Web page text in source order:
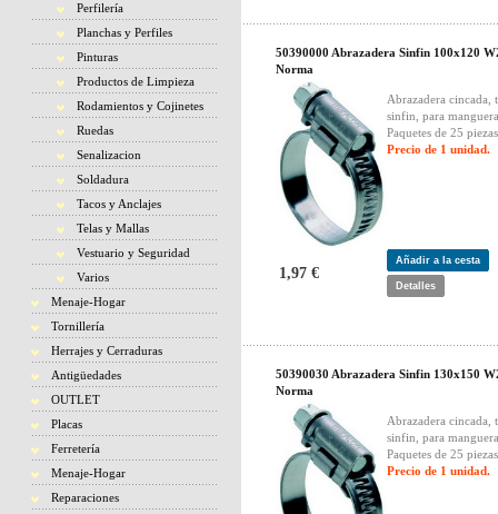
Perfilería
Planchas y Perfiles
Pinturas
Productos de Limpieza
Rodamientos y Cojinetes
Ruedas
Senalizacion
Soldadura
Tacos y Anclajes
Telas y Mallas
Vestuario y Seguridad
Varios
Menaje-Hogar
Tornillería
Herrajes y Cerraduras
Antigüedades
OUTLET
Placas
Ferretería
Menaje-Hogar
Reparaciones
50390000 Abrazadera Sinfin 100x120
Norma
Abrazadera cincada,
sinfin, para
Paquetes de 25
Precio de 1 unidad.
1,97 €
Añadir a la cesta
Detalles
50390030 Abrazadera Sinfin 130x150
Norma
Abrazadera cincada,
sinfin, para
Paquetes de 25
Precio de 1 unidad.